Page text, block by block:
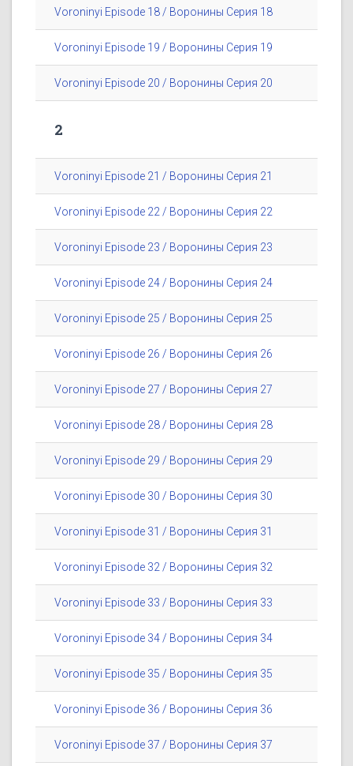
Voroninyi Episode 18 / Воронины Серия 18
Voroninyi Episode 19 / Воронины Серия 19
Voroninyi Episode 20 / Воронины Серия 20
2
Voroninyi Episode 21 / Воронины Серия 21
Voroninyi Episode 22 / Воронины Серия 22
Voroninyi Episode 23 / Воронины Серия 23
Voroninyi Episode 24 / Воронины Серия 24
Voroninyi Episode 25 / Воронины Серия 25
Voroninyi Episode 26 / Воронины Серия 26
Voroninyi Episode 27 / Воронины Серия 27
Voroninyi Episode 28 / Воронины Серия 28
Voroninyi Episode 29 / Воронины Серия 29
Voroninyi Episode 30 / Воронины Серия 30
Voroninyi Episode 31 / Воронины Серия 31
Voroninyi Episode 32 / Воронины Серия 32
Voroninyi Episode 33 / Воронины Серия 33
Voroninyi Episode 34 / Воронины Серия 34
Voroninyi Episode 35 / Воронины Серия 35
Voroninyi Episode 36 / Воронины Серия 36
Voroninyi Episode 37 / Воронины Серия 37